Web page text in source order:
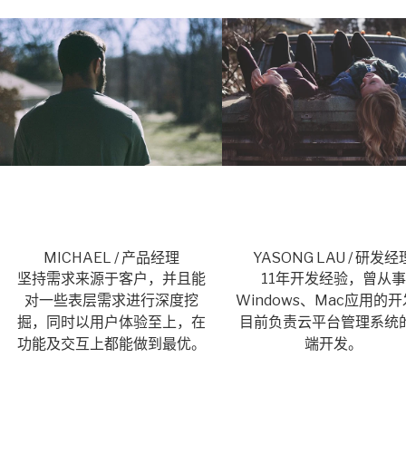
MICHAEL / 产品经理
坚持需求来源于客户，并且能
对一些表层需求进行深度挖
掘，同时以用户体验至上，在
功能及交互上都能做到最优。
YASONG LAU / 研发经
11年开发经验，曾从事
Windows、Mac应用的开
目前负责云平台管理系统
端开发。